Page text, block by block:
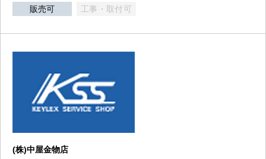
販売可 工事・取付可
(株)中屋金物店